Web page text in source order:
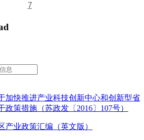
7
加快推进产业科技创新中心和创新型省
政策措施（苏政发〔2016〕107号）
产业政策汇编（英文版）